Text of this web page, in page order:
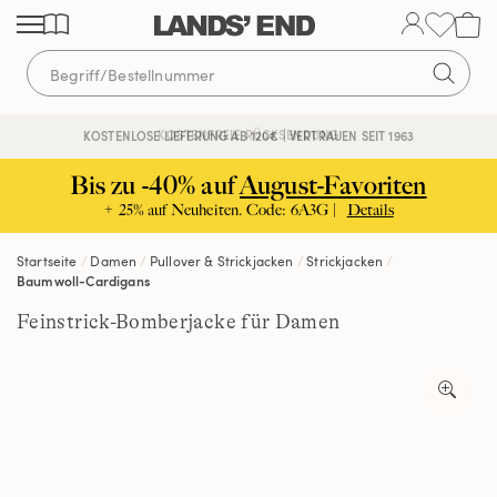
Direkt
zum
Inhalt
Direkt
zur
Navigation
Direkt
zur
Suche
KOSTENLOSE LIEFERUNG AB 120€ | VERTRAUEN SEIT 1963
KOSTENFREIE RÜCKSENDUNG
Bis zu -40% aufAugust-Favoriten
+ 25% auf Neuheiten. Code: 6A3G | Details
Startseite Damen Pullover & Strickjacken
Strickjacken
Baumwoll-Cardigans
Feinstrick-Bomberjacke für Damen